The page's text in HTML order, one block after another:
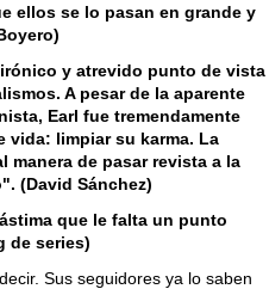
ellos se lo pasan en grande y
y atrevido punto de vista
A pesar de la aparente
Earl fue tremendamente
vida: limpiar su karma. La
de pasar revista a la
(David Sánchez)
que le falta un punto
de series)
Sus seguidores ya lo saben